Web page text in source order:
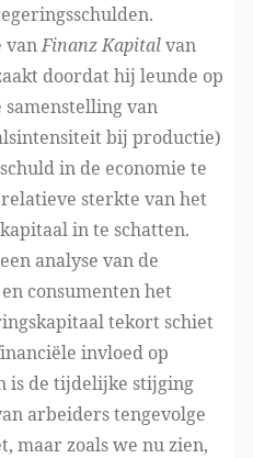
vanFinanz Kapitalvan
doordat hij leunde op
samenstelling van
bij productie)
in de economie te
sterkte van het
in te schatten.
analyse van de
consumenten het
tekort schiet
invloed op
is de tijdelijke stijging
arbeiders tengevolge
maar zoals we nu zien,